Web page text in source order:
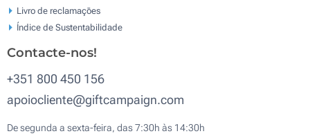
Livro de reclamaçōes
Índice de Sustentabilidade
Contacte-nos!
+351 800 450 156
apoiocliente@giftcampaign.com
De segunda a sexta-feira, das 7:30h às 14:30h